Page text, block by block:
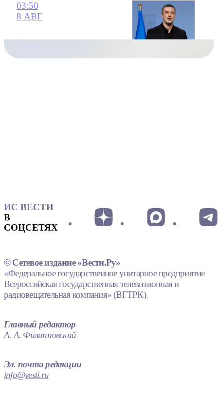
03:50
8 АВГ
ИС ВЕСТИ
В
СОЦСЕТЯХ
© Сетевое издание «Вести.Ру»
«Федеральное государственное унитарное предприятие
Всероссийская государственная телевизионная и
радиовещательная компания» (ВГТРК).
Главный редактор
А. А. Филипповский
Эл. почта редакции
info@vesti.ru